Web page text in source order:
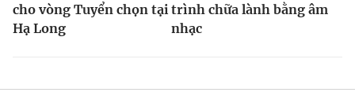
cho vòng Tuyển chọn tại
Hạ Long
trình chữa lành bằng âm
nhạc